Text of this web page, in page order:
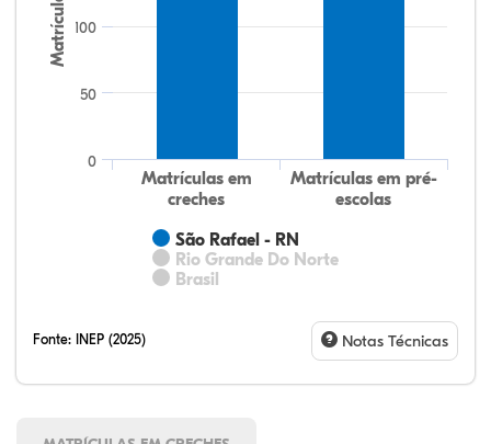
Matrículas
São Rafael - RN
Rio Grande Do Norte
Brasil
Matrículas em
creches
Matrículas em pré-
escolas
0
50
100
Fonte: INEP (2025) Notas Técnicas